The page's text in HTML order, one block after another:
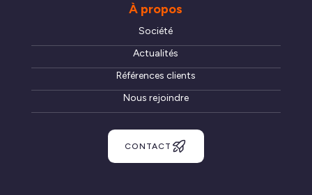
À propos
Société
Actualités
Références clients
Nous rejoindre
CONTACT